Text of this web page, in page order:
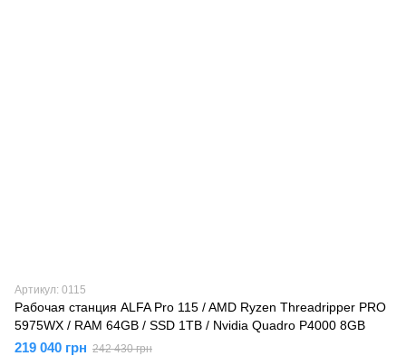
Артикул: 0115
Рабочая станция ALFA Pro 115 / AMD Ryzen Threadripper PRO
5975WX / RAM 64GB / SSD 1TB / Nvidia Quadro P4000 8GB
219 040 грн 242 430 грн